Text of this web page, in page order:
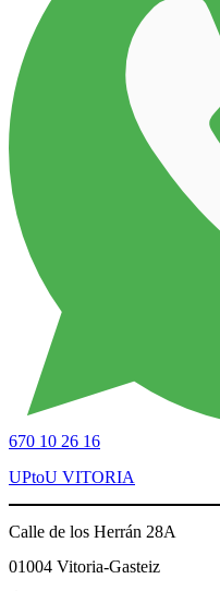
670 10 26 16
UPtoU VITORIA
Calle de los Herrán 28A
01004 Vitoria-Gasteiz